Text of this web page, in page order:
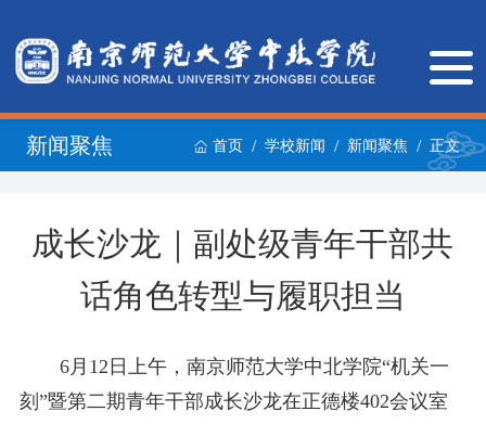
新闻聚焦 首页 / 学校新闻 / 新闻聚焦 / 正文
成长沙龙｜副处级青年干部共
话角色转型与履职担当
6月12日上午，南京师范大学中北学院“机关一
刻”暨第二期青年干部成长沙龙在正德楼402会议室